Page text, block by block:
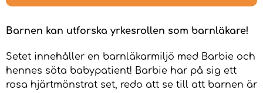
Barnen kan utforska yrkesrollen som barnläkare!
Setet innehåller en barnläkarmiljö med Barbie och
hennes söta babypatient! Barbie har på sig ett
rosa hjärtmönstrat set, redo att se till att barnen är